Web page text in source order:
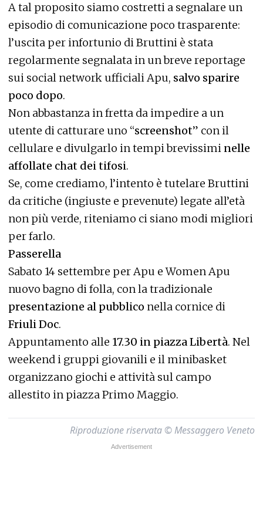
A tal proposito siamo costretti a segnalare un
episodio di comunicazione poco trasparente:
l’uscita per infortunio di Bruttini è stata
regolarmente segnalata in un breve reportage
sui social network ufficiali Apu, salvo sparire
poco dopo.
Non abbastanza in fretta da impedire a un
utente di catturare uno “screenshot” con il
cellulare e divulgarlo in tempi brevissimi nelle
affollate chat dei tifosi.
Se, come crediamo, l’intento è tutelare Bruttini
da critiche (ingiuste e prevenute) legate all’età
non più verde, riteniamo ci siano modi migliori
per farlo.
Passerella
Sabato 14 settembre per Apu e Women Apu
nuovo bagno di folla, con la tradizionale
presentazione al pubblico nella cornice di
Friuli Doc.
Appuntamento alle 17.30 in piazza Libertà. Nel
weekend i gruppi giovanili e il minibasket
organizzano giochi e attività sul campo
allestito in piazza Primo Maggio.
Riproduzione riservata © Messaggero Veneto